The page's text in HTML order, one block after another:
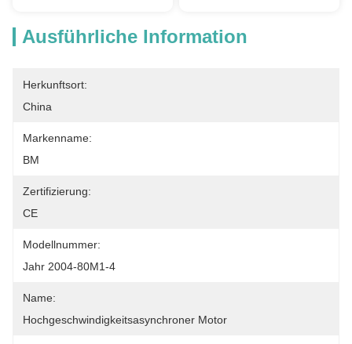
Ausführliche Information
Herkunftsort:
China
Markenname:
BM
Zertifizierung:
CE
Modellnummer:
Jahr 2004-80M1-4
Name:
Hochgeschwindigkeitsasynchroner Motor